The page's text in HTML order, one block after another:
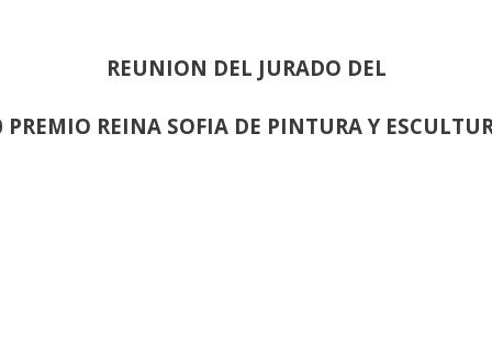
REUNION DEL JURADO DEL
PREMIO REINA SOFIA DE PINTURA Y